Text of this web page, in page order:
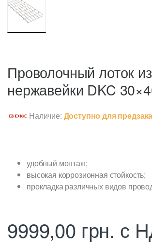
Проволочный лоток из
нержавейки DKC
Наличие: Доступно для
удобный монтаж;
высокая коррозионная стойкость;
прокладка различных видов
9999,00 грн. с